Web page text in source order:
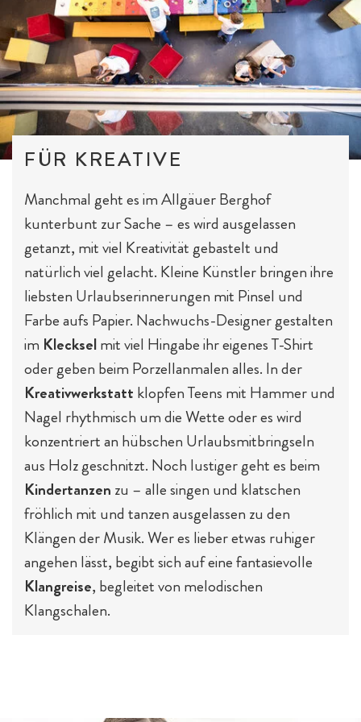
FÜR KREATIVE
Manchmal geht es im Allgäuer Berghof
kunterbunt zur Sache – es wird ausgelassen
getanzt, mit viel Kreativität gebastelt und
natürlich viel gelacht. Kleine Künstler bringen ihre
liebsten Urlaubserinnerungen mit Pinsel und
Farbe aufs Papier. Nachwuchs-Designer gestalten
im Kleckselmit viel Hingabe ihr eigenes T-Shirt
oder geben beim Porzellanmalen alles. In der
Kreativwerkstatt klopfen Teens mit Hammer und
Nagel rhythmisch um die Wette oder es wird
konzentriert an hübschen Urlaubsmitbringseln
aus Holz geschnitzt. Noch lustiger geht es beim
Kindertanzen zu – alle singen und klatschen
fröhlich mit und tanzen ausgelassen zu den
Klängen der Musik. Wer es lieber etwas ruhiger
angehen lässt, begibt sich auf eine fantasievolle
Klangreise, begleitet von melodischen
Klangschalen.
Outdoor-Sport & Tennis